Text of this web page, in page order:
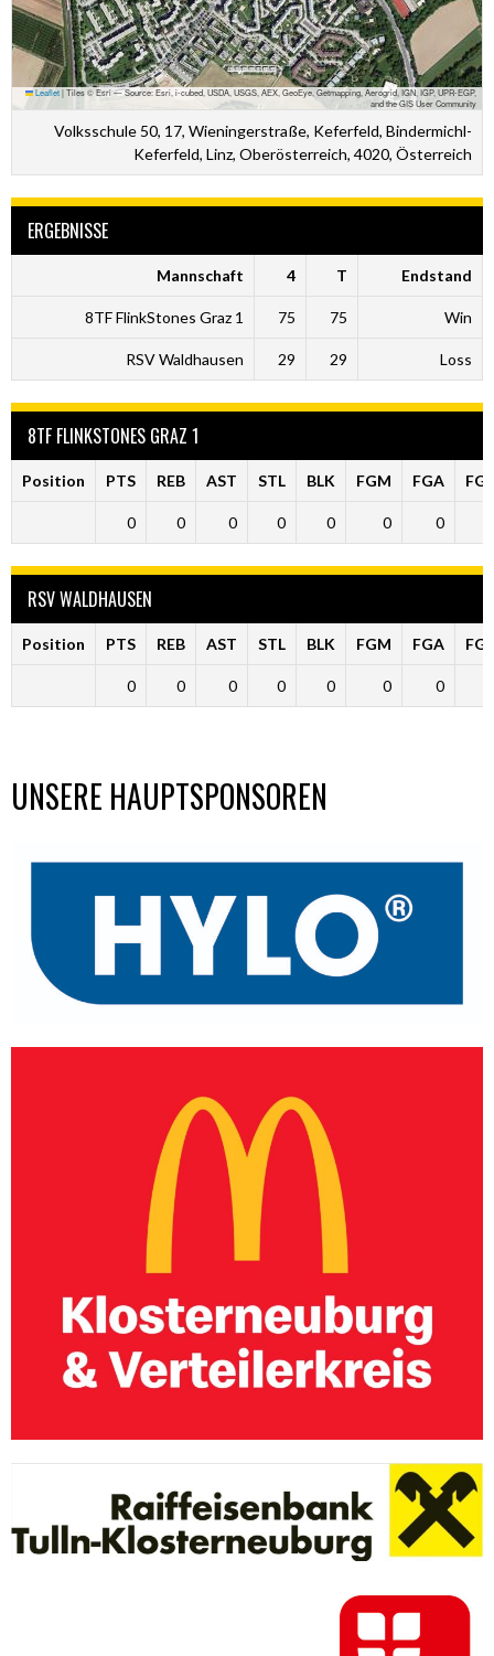
Leaflet|Tiles © Esri — Source: Esri, i-cubed, USDA, USGS, AEX, GeoEye, Getmapping, Aerogrid, IGN, IGP, UPR-EGP,
and the GIS User Community
Volksschule 50, 17, Wieningerstraße, Keferfeld, Bindermichl-
Keferfeld, Linz, Oberösterreich, 4020, Österreich
ERGEBNISSE
Mannschaft 4 T Endstand
8TF FlinkStones Graz 1 75 75 Win
RSV Waldhausen 29 29 Loss
8TF FLINKSTONES GRAZ 1
Position PTS REB AST STL BLK FGM FGA
0 0 0 0 0 0 0
RSV WALDHAUSEN
Position PTS REB AST STL BLK FGM FGA
0 0 0 0 0 0 0
UNSERE HAUPTSPONSOREN